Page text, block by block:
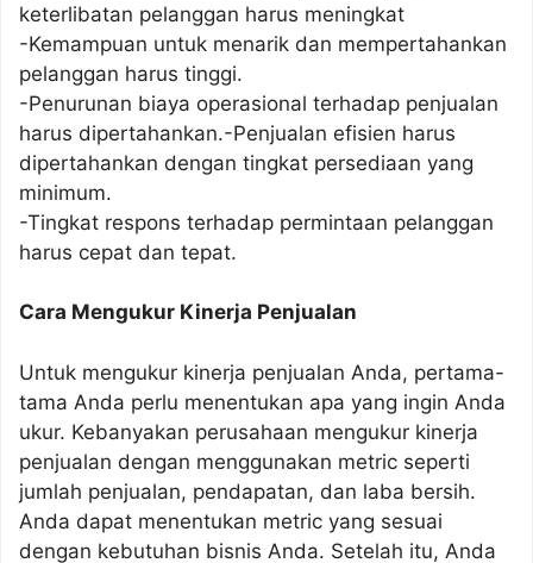
keterlibatan pelanggan harus meningkat
-Kemampuan untuk menarik dan mempertahankan
pelanggan harus tinggi.
-Penurunan biaya operasional terhadap penjualan
harus dipertahankan.-Penjualan efisien harus
dipertahankan dengan tingkat persediaan yang
minimum.
-Tingkat respons terhadap permintaan pelanggan
harus cepat dan tepat.
Cara Mengukur Kinerja Penjualan
Untuk mengukur kinerja penjualan Anda, pertama-
tama Anda perlu menentukan apa yang ingin Anda
ukur. Kebanyakan perusahaan mengukur kinerja
penjualan dengan menggunakan metric seperti
jumlah penjualan, pendapatan, dan laba bersih.
Anda dapat menentukan metric yang sesuai
dengan kebutuhan bisnis Anda. Setelah itu, Anda